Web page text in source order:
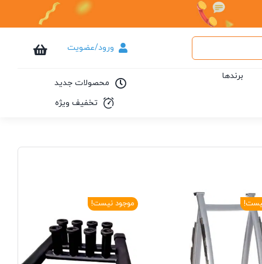
ورود/عضویت
برندها
محصولات جدید
تخفیف ویژه
موجود نیست!